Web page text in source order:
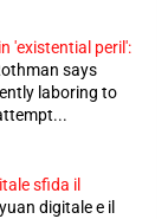
'existential peril':
says
laboring to
sfida il
digitale e il